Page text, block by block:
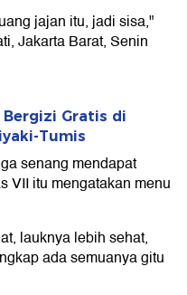
jajan itu, jadi sisa,"
Jakarta Barat, Senin
Bergizi Gratis di
Tumis
senang mendapat
VII itu mengatakan menu
lauknya lebih sehat,
ada semuanya gitu